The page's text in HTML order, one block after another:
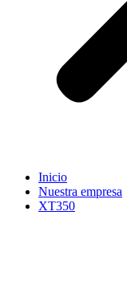
Inicio
Nuestra empresa
XT350